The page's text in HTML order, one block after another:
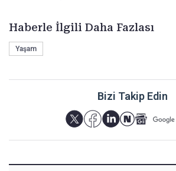
Haberle İlgili Daha Fazlası
Yaşam
Bizi Takip Edin